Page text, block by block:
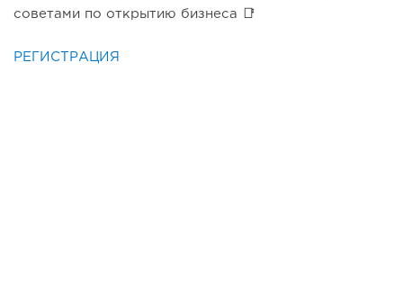
советами по открытию бизнеса 📑
РЕГИСТРАЦИЯ